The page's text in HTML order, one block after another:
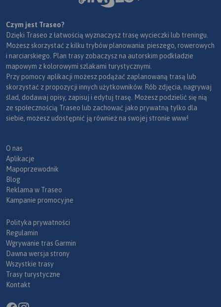
Czym jest Traseo?
Dzięki Traseo z łatwością wyznaczysz trasę wycieczki lub treningu.
Możesz skorzystać z kilku trybów planowania: pieszego, rowerowych
i narciarskiego. Plan trasy zobaczysz na autorskim podkładzie
mapowym z kolorowymi szlakami turystycznymi.
Przy pomocy aplikacji możesz podążać zaplanowaną trasą lub
skorzystać z propozycji innych użytkowników. Rób zdjęcia, nagrywaj
ślad, dodawaj opisy, zapisuj i edytuj trasę. Możesz podzielić się nią
ze społecznością Traseo lub zachować jako prywatną tylko dla
siebie, możesz udostępnić ją również na swojej stronie www!
O nas
Aplikacje
Mapoprzewodnik
Blog
Reklama w Traseo
Kampanie promocyjne
Polityka prywatności
Regulamin
Wgrywanie tras Garmin
Dawna wersja strony
Wszystkie trasy
Trasy turystyczne
Kontakt